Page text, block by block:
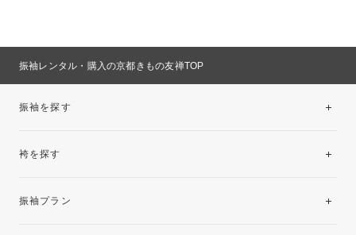
振袖レンタル・購入の京都きもの友禅TOP
振袖を探す
袴を探す
振袖プラン